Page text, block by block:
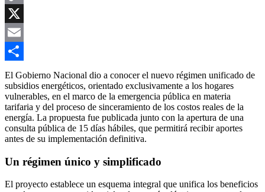
Copy
Link
X
Email
Compartir
El Gobierno Nacional dio a conocer el nuevo régimen unificado de
subsidios energéticos, orientado exclusivamente a los hogares
vulnerables, en el marco de la emergencia pública en materia
tarifaria y del proceso de sinceramiento de los costos reales de la
energía. La propuesta fue publicada junto con la apertura de una
consulta pública de 15 días hábiles, que permitirá recibir aportes
antes de su implementación definitiva.
Un régimen único y simplificado
El proyecto establece un esquema integral que unifica los beneficios